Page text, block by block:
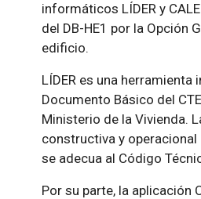
informáticos LÍDER y
del DB-HE1 por la Opción
edificio.
LÍDER es una
Documento Básico del
Ministerio de la Vivienda.
constructiva y
se adecua al Código
Por su parte, la aplicación